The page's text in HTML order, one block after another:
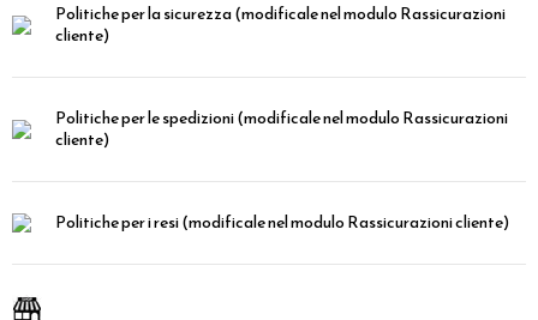
Politiche per la sicurezza(modificale nel modulo Rassicurazioni
cliente)
Politiche per le spedizioni(modificale nel modulo Rassicurazioni
cliente)
Politiche per i resi(modificale nel modulo Rassicurazioni cliente)